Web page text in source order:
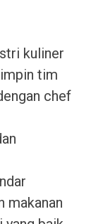
kuliner
tim
chef
makanan